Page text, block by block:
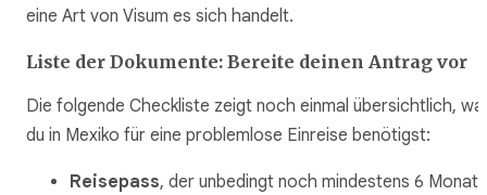
eine Art von Visum es sich handelt.
Liste der Dokumente: Bereite deinen Antrag vor
Die folgende Checkliste zeigt noch einmal übersichtlich,
du in Mexiko für eine problemlose Einreise benötigst:
Reisepass, der unbedingt noch mindestens 6 Monate